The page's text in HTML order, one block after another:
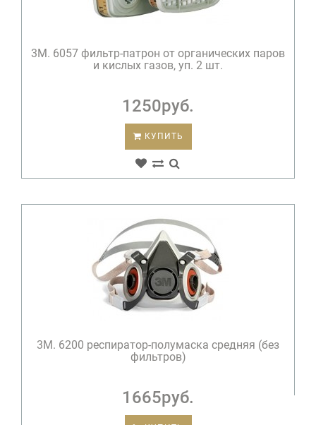
3М. 6057 фильтр-патрон от органических паров
и кислых газов, уп. 2 шт.
1250руб.
КУПИТЬ
3М. 6200 респиратор-полумаска средняя (без
фильтров)
1665руб.